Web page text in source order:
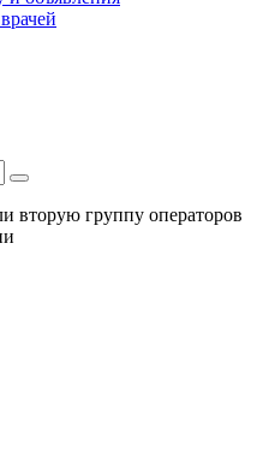
Поиск